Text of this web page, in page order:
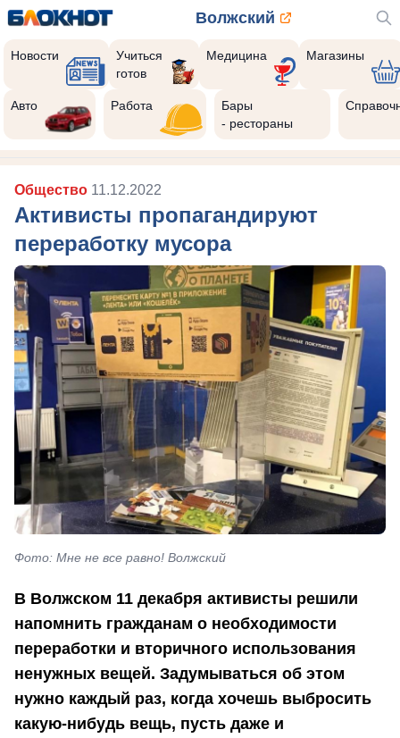
Волжский
Новости
Учиться
готов
Медицина Магазины
Авто Работа
Бары
- рестораны
Общество 11.12.2022
Активисты пропагандируют
переработку мусора
Фото: Мне не все равно! Волжский
В Волжском 11 декабря активисты решили
напомнить гражданам о необходимости
переработки и вторичного использования
ненужных вещей. Задумываться об этом
нужно каждый раз, когда хочешь выбросить
какую-нибудь вещь, пусть даже и
Реклама закроется через: